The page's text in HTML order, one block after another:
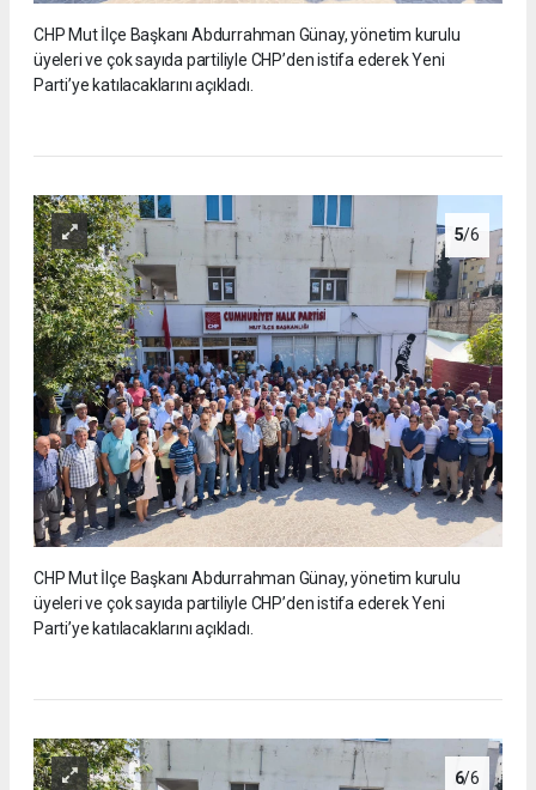
CHP Mut İlçe Başkanı Abdurrahman Günay, yönetim kurulu
üyeleri ve çok sayıda partiliyle CHP’den istifa ederek Yeni
Parti’ye katılacaklarını açıkladı.
5/6
CHP Mut İlçe Başkanı Abdurrahman Günay, yönetim kurulu
üyeleri ve çok sayıda partiliyle CHP’den istifa ederek Yeni
Parti’ye katılacaklarını açıkladı.
6/6